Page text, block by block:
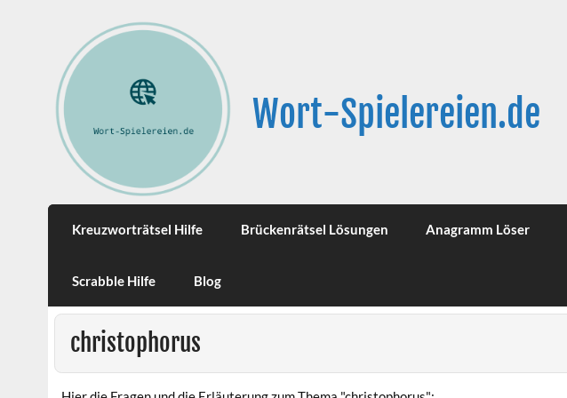
Wort-Spielereien.de
Kreuzworträtsel Hilfe Brückenrätsel Lösungen Anagramm Löser
Scrabble Hilfe Blog
christophorus